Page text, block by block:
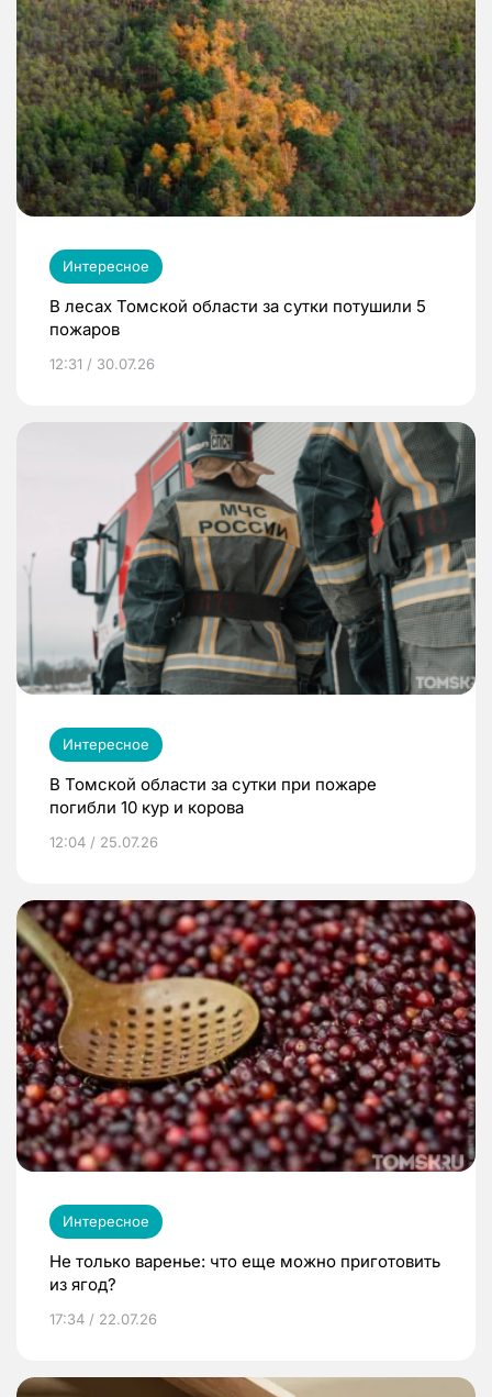
Интересное
В лесах Томской области за сутки потушили 5
пожаров
12:31 / 30.07.26
Интересное
В Томской области за сутки при пожаре
погибли 10 кур и корова
12:04 / 25.07.26
Интересное
Не только варенье: что еще можно приготовить
из ягод?
17:34 / 22.07.26